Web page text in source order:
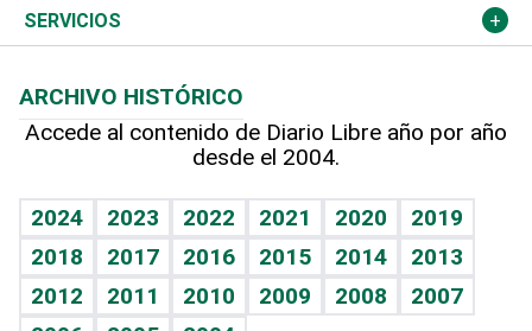
Resto del mundo
Economía personal
Podcast Arte Libre
Hablando con el pediatra
Vida y familia
Eñe
Celebrando la vida
Más deportes
Línea de hit
TBT Deportivo
Columnistas
Más firmas
Cambio climático
Opinión
Hecho en casa
Guía del dinero
SERVICIOS
Cumpleaños
Horóscopos
Crucigramas
ARCHIVO HISTÓRICO
Accede al contenido de Diario Libre año por año
desde el 2004.
2024 2023 2022 2021 2020
2019
2018
2017 2016 2015 2014
2013
2012
2011 2010 2009 2008
2007